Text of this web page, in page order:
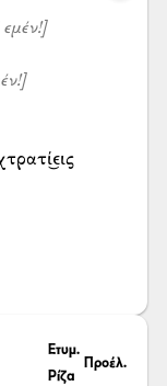
εμέν!]
Ετυμ.
Ρίζα
Προέλ.